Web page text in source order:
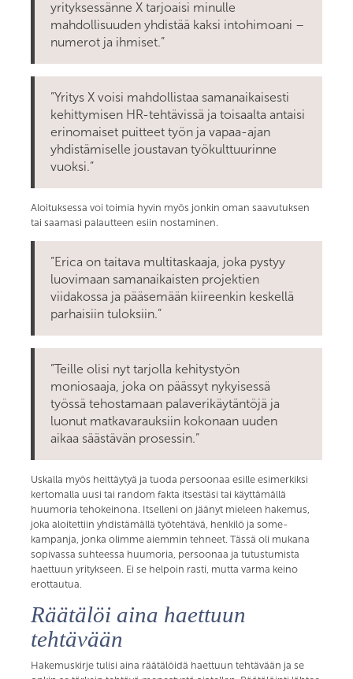
yrityksessänne X tarjoaisi minulle
mahdollisuuden yhdistää kaksi intohimoani –
numerot ja ihmiset.”
”Yritys X voisi mahdollistaa samanaikaisesti
kehittymisen HR-tehtävissä ja toisaalta antaisi
erinomaiset puitteet työn ja vapaa-ajan
yhdistämiselle joustavan työkulttuurinne
vuoksi.”
Aloituksessa voi toimia hyvin myös jonkin oman saavutuksen
tai saamasi palautteen esiin nostaminen.
”Erica on taitava multitaskaaja, joka pystyy
luovimaan samanaikaisten projektien
viidakossa ja pääsemään kiireenkin keskellä
parhaisiin tuloksiin.”
”Teille olisi nyt tarjolla kehitystyön
moniosaaja, joka on päässyt nykyisessä
työssä tehostamaan palaverikäytäntöjä ja
luonut matkavarauksiin kokonaan uuden
aikaa säästävän prosessin.”
Uskalla myös heittäytyä ja tuoda persoonaa esille esimerkiksi
kertomalla uusi tai random fakta itsestäsi tai käyttämällä
huumoria tehokeinona. Itselleni on jäänyt mieleen hakemus,
joka aloitettiin yhdistämällä työtehtävä, henkilö ja some-
kampanja, jonka olimme aiemmin tehneet. Tässä oli mukana
sopivassa suhteessa huumoria, persoonaa ja tutustumista
haettuun yritykseen. Ei se helpoin rasti, mutta varma keino
erottautua.
Räätälöi aina haettuun
tehtävään
Hakemuskirje tulisi aina räätälöidä haettuun tehtävään ja se